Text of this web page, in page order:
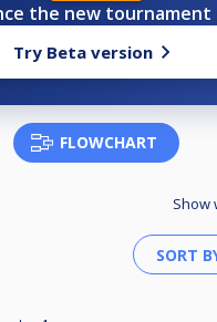
the new tournament
Try Beta version
FLOWCHART
Show